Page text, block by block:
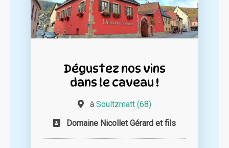
Dégustez nos vins
dans le caveau !
à Soultzmatt (68)
Domaine Nicollet Gérard et fils